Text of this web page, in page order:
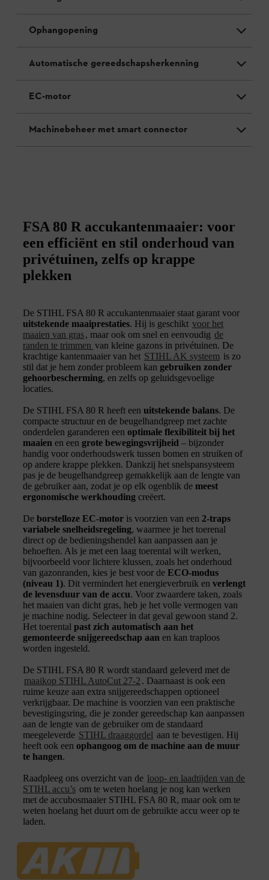
Ophangopening
Automatische gereedschapsherkenning
EC-motor
Machinebeheer met smart connector
FSA 80 R accukantenmaaier: voor
een efficiënt en stil onderhoud van
privétuinen, zelfs op krappe
plekken
De STIHL FSA 80 R accukantenmaaier staat garant voor
uitstekende maaiprestaties. Hij is geschikt voor het
maaien van gras, maar ook om snel en eenvoudig de
randen te trimmen van kleine gazons in privétuinen. De
krachtige kantenmaaier van het STIHL AK systeem is zo
stil dat je hem zonder probleem kan gebruiken zonder
gehoorbescherming, en zelfs op geluidsgevoelige
locaties.
De STIHL FSA 80 R heeft een uitstekende balans. De
compacte structuur en de beugelhandgreep met zachte
onderdelen garanderen een optimale flexibiliteit bij het
maaien en een grote bewegingsvrijheid – bijzonder
handig voor onderhoudswerk tussen bomen en struiken of
op andere krappe plekken. Dankzij het snelspansysteem
pas je de beugelhandgreep gemakkelijk aan de lengte van
de gebruiker aan, zodat je op elk ogenblik de meest
ergonomische werkhouding creëert.
De borstelloze EC-motor is voorzien van een 2-traps
variabele snelheidsregeling, waarmee je het toerenal
direct op de bedieningshendel kan aanpassen aan je
behoeften. Als je met een laag toerental wilt werken,
bijvoorbeeld voor lichtere klussen, zoals het onderhoud
van gazonranden, kies je best voor de ECO-modus
(niveau 1). Dit vermindert het energieverbruik en verlengt
de levensduur van de accu. Voor zwaardere taken, zoals
het maaien van dicht gras, heb je het volle vermogen van
je machine nodig. Selecteer in dat geval gewoon stand 2.
Het toerental past zich automatisch aan het
gemonteerde snijgereedschap aan en kan traploos
worden ingesteld.
De STIHL FSA 80 R wordt standaard geleverd met de
maaikop STIHL AutoCut 27-2 . Daarnaast is ook een
ruime keuze aan extra snijgereedschappen optioneel
verkrijgbaar. De machine is voorzien van een praktische
bevestigingsring, die je zonder gereedschap kan aanpassen
aan de lengte van de gebruiker om de standaard
meegeleverde STIHL draaggordel aan te bevestigen. Hij
heeft ook een ophangoog om de machine aan de muur
te hangen.
Raadpleeg ons overzicht van de loop- en laadtijden van de
STIHL accu’s om te weten hoelang je nog kan werken
met de accubosmaaier STIHL FSA 80 R, maar ook om te
weten hoelang het duurt om de gebruikte accu weer op te
laden.